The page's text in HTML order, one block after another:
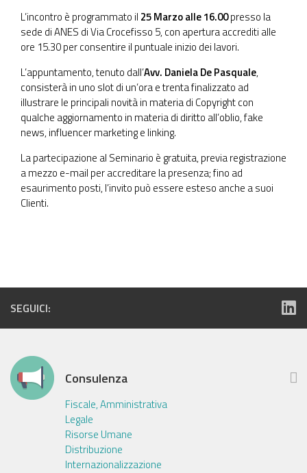
L’incontro è programmato il 25 Marzo alle 16.00presso la
sede di ANES di Via Crocefisso 5, con apertura accrediti alle
ore 15.30 per consentire il puntuale inizio dei lavori.
L’appuntamento, tenuto dall’Avv. Daniela De Pasquale,
consisterà in uno slot di un’ora e trenta finalizzato ad
illustrare le principali novità in materia di Copyright con
qualche aggiornamento in materia di diritto all’oblio, fake
news, influencer marketing e linking.
La partecipazione al Seminario è gratuita, previa registrazione
a mezzo e-mail per accreditare la presenza; fino ad
esaurimento posti, l’invito può essere esteso anche a suoi
Clienti.
SEGUICI:
Consulenza
Fiscale, Amministrativa
Legale
Risorse Umane
Distribuzione
Internazionalizzazione